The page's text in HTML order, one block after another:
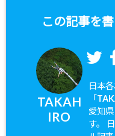
この記事を
TAKAH
IRO
日本
「
愛知
す。